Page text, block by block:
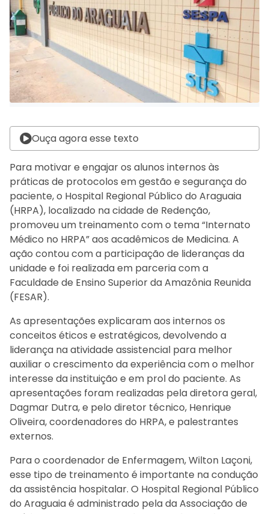
Ouça agora esse texto
Para motivar e engajar os alunos internos às
práticas de protocolos em gestão e segurança do
paciente, o Hospital Regional Público do Araguaia
(HRPA), localizado na cidade de Redenção,
promoveu um treinamento com o tema “Internato
Médico no HRPA” aos acadêmicos de Medicina. A
ação contou com a participação de lideranças da
unidade e foi realizada em parceria com a
Faculdade de Ensino Superior da Amazônia Reunida
(FESAR).
As apresentações explicaram aos internos os
conceitos éticos e estratégicos, devolvendo a
liderança na atividade assistencial para melhor
auxiliar o crescimento da experiência com o melhor
interesse da instituição e em prol do paciente. As
apresentações foram realizadas pela diretora geral,
Dagmar Dutra, e pelo diretor técnico, Henrique
Oliveira, coordenadores do HRPA, e palestrantes
externos.
Para o coordenador de Enfermagem, Wilton Laçoni,
esse tipo de treinamento é importante na condução
da assistência hospitalar. O Hospital Regional Público
do Araguaia é administrado pela da Associação de